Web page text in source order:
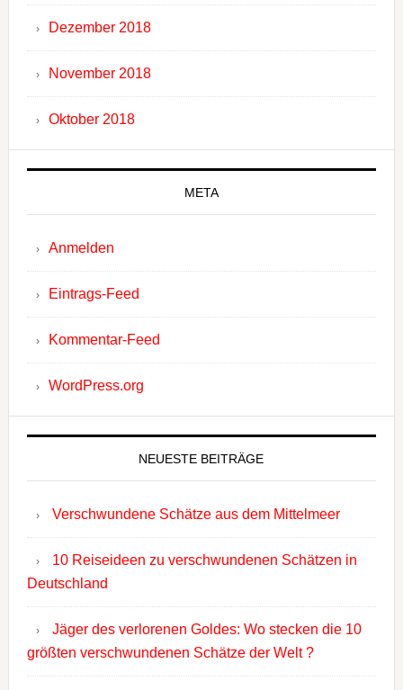
Dezember 2018
November 2018
Oktober 2018
META
Anmelden
Eintrags-Feed
Kommentar-Feed
WordPress.org
NEUESTE BEITRÄGE
Verschwundene Schätze aus dem Mittelmeer
10 Reiseideen zu verschwundenen Schätzen in
Deutschland
Jäger des verlorenen Goldes: Wo stecken die 10
größten verschwundenen Schätze der Welt ?